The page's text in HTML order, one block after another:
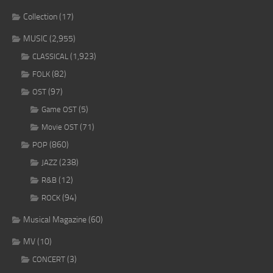
Collection(17)
MUSIC (2,955)
CLASSICAL (1,923)
FOLK (82)
OST (97)
Game OST (5)
Movie OST (71)
POP (860)
JAZZ (238)
R&B (12)
ROCK (94)
Musical Magazine(60)
MV(10)
CONCERT (3)